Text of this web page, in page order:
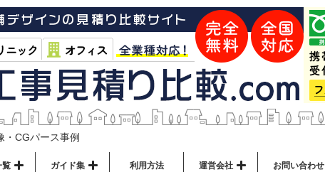
・CGパース事例
覧 ガイド集 利用方法 運営会社 お問い合わせ